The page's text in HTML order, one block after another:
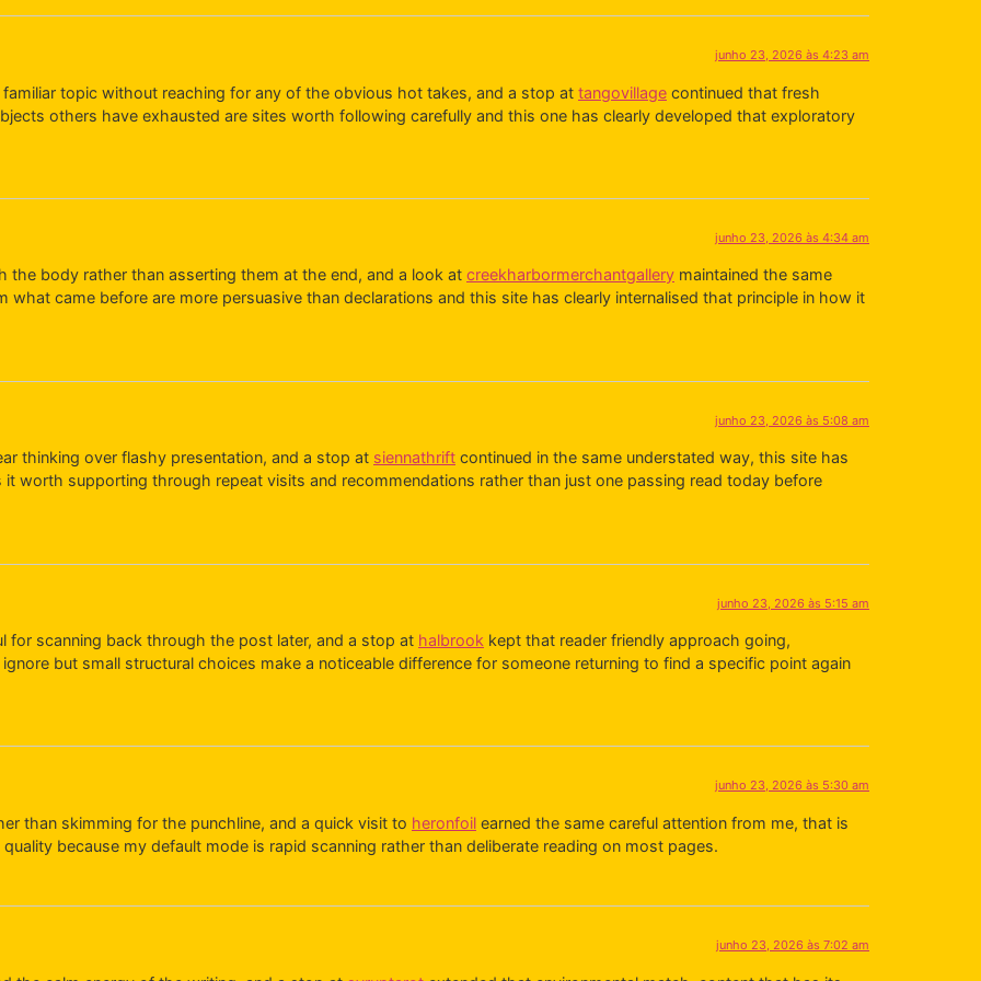
junho 23, 2026 às 4:23 am
topic without reaching for any of the obvious hot takes, and a stop at tangovillage continued that fresh
others have exhausted are sites worth following carefully and this one has clearly developed that exploratory
junho 23, 2026 às 4:34 am
the body rather than asserting them at the end, and a look at creekharbormerchantgallery maintained the same
came before are more persuasive than declarations and this site has clearly internalised that principle in how it
junho 23, 2026 às 5:08 am
thinking over flashy presentation, and a stop at siennathrift continued in the same understated way, this site has
worth supporting through repeat visits and recommendations rather than just one passing read today before
junho 23, 2026 às 5:15 am
for scanning back through the post later, and a stop at halbrook kept that reader friendly approach going,
but small structural choices make a noticeable difference for someone returning to find a specific point again
junho 23, 2026 às 5:30 am
than skimming for the punchline, and a quick visit to heronfoil earned the same careful attention from me, that is
because my default mode is rapid scanning rather than deliberate reading on most pages.
junho 23, 2026 às 7:02 am